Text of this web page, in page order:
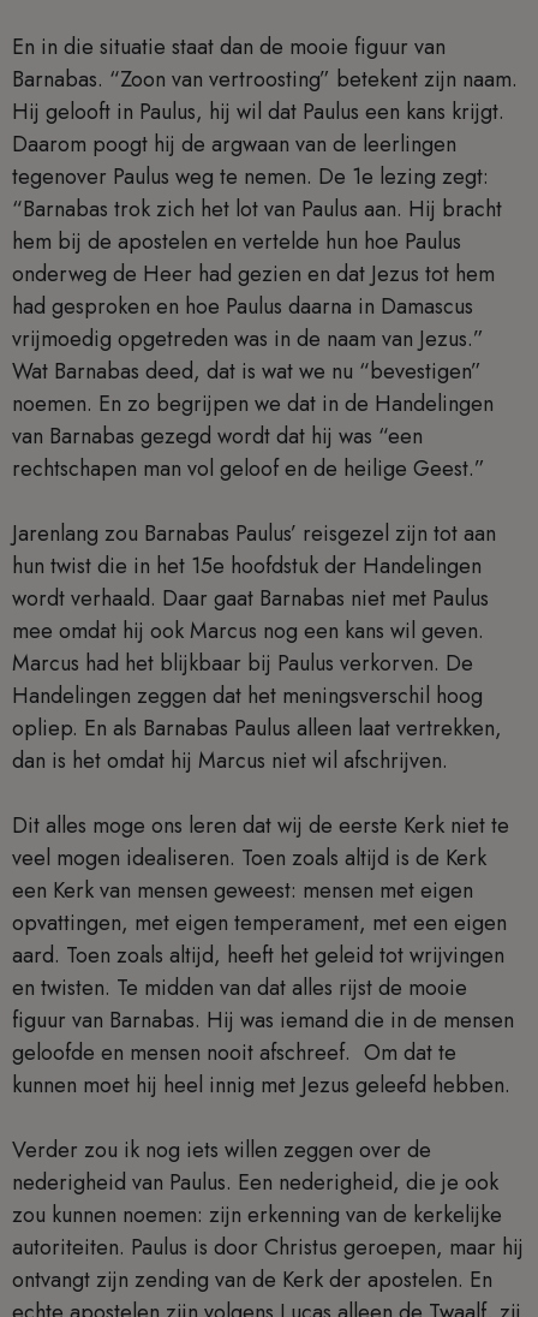
En in die situatie staat dan de mooie figuur van
Barnabas. “Zoon van vertroosting” betekent zijn naam.
Hij gelooft in Paulus, hij wil dat Paulus een kans krijgt.
Daarom poogt hij de argwaan van de leerlingen
tegenover Paulus weg te nemen. De 1e lezing zegt:
“Barnabas trok zich het lot van Paulus aan. Hij bracht
hem bij de apostelen en vertelde hun hoe Paulus
onderweg de Heer had gezien en dat Jezus tot hem
had gesproken en hoe Paulus daarna in Damascus
vrijmoedig opgetreden was in de naam van Jezus.”
Wat Barnabas deed, dat is wat we nu “bevestigen”
noemen. En zo begrijpen we dat in de Handelingen
van Barnabas gezegd wordt dat hij was “een
rechtschapen man vol geloof en de heilige Geest.”
Jarenlang zou Barnabas Paulus’ reisgezel zijn tot aan
hun twist die in het 15e hoofdstuk der Handelingen
wordt verhaald. Daar gaat Barnabas niet met Paulus
mee omdat hij ook Marcus nog een kans wil geven.
Marcus had het blijkbaar bij Paulus verkorven. De
Handelingen zeggen dat het meningsverschil hoog
opliep. En als Barnabas Paulus alleen laat vertrekken,
dan is het omdat hij Marcus niet wil afschrijven.
Dit alles moge ons leren dat wij de eerste Kerk niet te
veel mogen idealiseren. Toen zoals altijd is de Kerk
een Kerk van mensen geweest: mensen met eigen
opvattingen, met eigen temperament, met een eigen
aard. Toen zoals altijd, heeft het geleid tot wrijvingen
en twisten. Te midden van dat alles rijst de mooie
figuur van Barnabas. Hij was iemand die in de mensen
geloofde en mensen nooit afschreef. Om dat te
kunnen moet hij heel innig met Jezus geleefd hebben.
Verder zou ik nog iets willen zeggen over de
nederigheid van Paulus. Een nederigheid, die je ook
zou kunnen noemen: zijn erkenning van de kerkelijke
autoriteiten. Paulus is door Christus geroepen, maar hij
ontvangt zijn zending van de Kerk der apostelen. En